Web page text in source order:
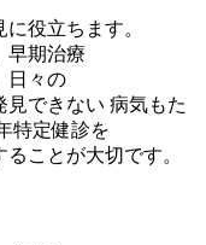
日々の
病気もた